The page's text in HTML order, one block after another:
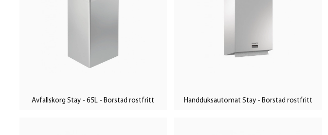
Avfallskorg Stay - 65L - Borstad rostfritt Handduksautomat Stay - Borstad rostfritt